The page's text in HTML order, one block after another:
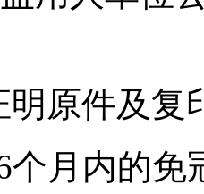
明原件及复
个月内的